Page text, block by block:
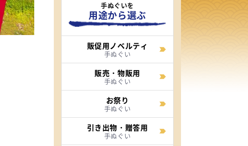
手ぬぐいを
用途から選ぶ
販促用ノベルティ
手ぬぐい
販売・物販用
手ぬぐい
お祭り
手ぬぐい
引き出物・贈答用
手ぬぐい